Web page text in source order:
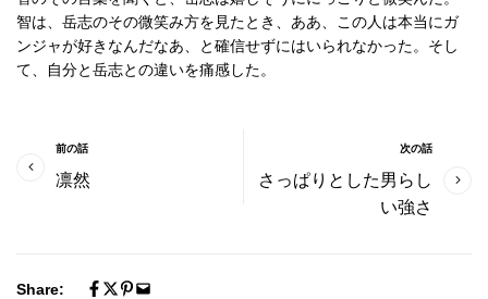
智は、岳志のその微笑み方を見たとき、ああ、この人は本当にガ
ンジャが好きなんだなあ、と確信せずにはいられなかった。そし
て、自分と岳志との違いを痛感した。
前の話
凛然
次の話
さっぱりとした男らし
い強さ
Share: